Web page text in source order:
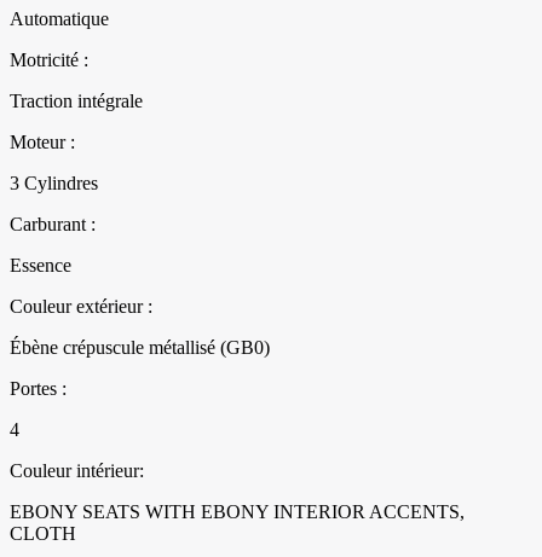
Automatique
Motricité :
Traction intégrale
Moteur :
3 Cylindres
Carburant :
Essence
Couleur extérieur :
Ébène crépuscule métallisé (GB0)
Portes :
4
Couleur intérieur:
EBONY SEATS WITH EBONY INTERIOR ACCENTS,
CLOTH